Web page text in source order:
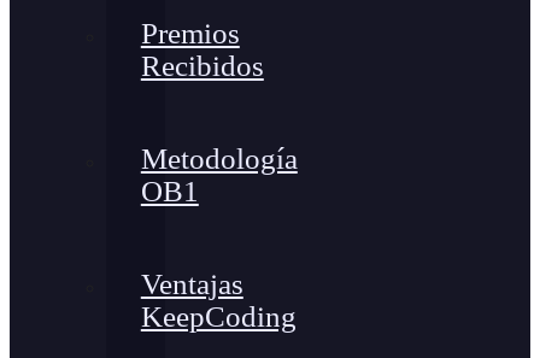
Premios
Recibidos
Metodología
OB1
Ventajas
KeepCoding